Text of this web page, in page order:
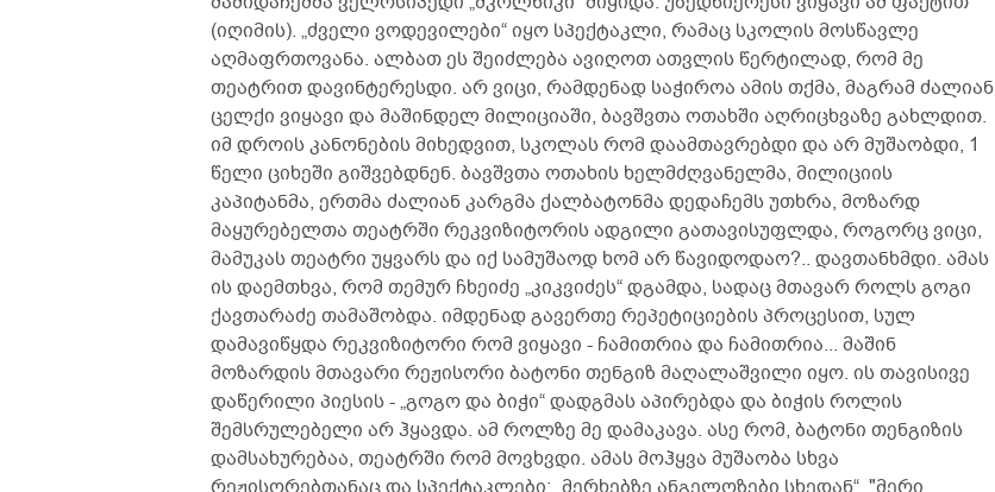
(იღიმის). „ძველი ვოდევილები“ იყო სპექტაკლი, რამაც სკოლის მოსწავლე
აღმაფრთოვანა. ალბათ ეს შეიძლება ავიღოთ ათვლის წერტილად, რომ მე
თეატრით დავინტერესდი. არ ვიცი, რამდენად საჭიროა ამის თქმა, მაგრამ ძალიან
ცელქი ვიყავი და მაშინდელ მილიციაში, ბავშვთა ოთახში აღრიცხვაზე გახლდით.
იმ დროის კანონების მიხედვით, სკოლას რომ დაამთავრებდი და არ მუშაობდი, 1
წელი ციხეში გიშვებდნენ. ბავშვთა ოთახის ხელმძღვანელმა, მილიციის
კაპიტანმა, ერთმა ძალიან კარგმა ქალბატონმა დედაჩემს უთხრა, მოზარდ
მაყურებელთა თეატრში რეკვიზიტორის ადგილი გათავისუფლდა, როგორც ვიცი,
მამუკას თეატრი უყვარს და იქ სამუშაოდ ხომ არ წავიდოდაო?.. დავთანხმდი. ამას
ის დაემთხვა, რომ თემურ ჩხეიძე „კიკვიძეს“ დგამდა, სადაც მთავარ როლს გოგი
ქავთარაძე თამაშობდა. იმდენად გავერთე რეპეტიციების პროცესით, სულ
დამავიწყდა რეკვიზიტორი რომ ვიყავი - ჩამითრია და ჩამითრია... მაშინ
მოზარდის მთავარი რეჟისორი ბატონი თენგიზ მაღალაშვილი იყო. ის თავისივე
დაწერილი პიესის - „გოგო და ბიჭი“ დადგმას აპირებდა და ბიჭის როლის
შემსრულებელი არ ჰყავდა. ამ როლზე მე დამაკავა. ასე რომ, ბატონი თენგიზის
დამსახურებაა, თეატრში რომ მოვხვდი. ამას მოჰყვა მუშაობა სხვა